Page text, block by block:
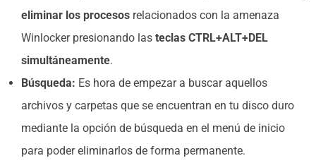
eliminar los procesos relacionados con la amenaza
Winlocker presionando las teclas CTRL+ALT+DEL
simultáneamente.
Búsqueda: Es hora de empezar a buscar aquellos
archivos y carpetas que se encuentran en tu disco duro
mediante la opción de búsqueda en el menú de inicio
para poder eliminarlos de forma permanente.